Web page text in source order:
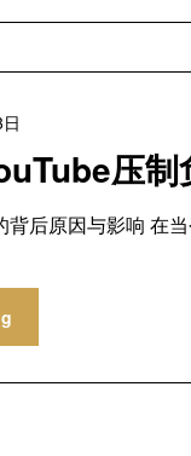
压
背后原因与影响 在